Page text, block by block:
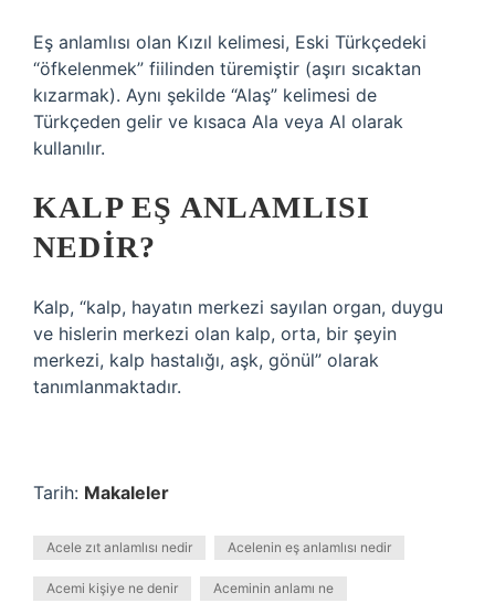
Eş anlamlısı olan Kızıl kelimesi, Eski Türkçedeki
“öfkelenmek” fiilinden türemiştir (aşırı sıcaktan
kızarmak). Aynı şekilde “Alaş” kelimesi de
Türkçeden gelir ve kısaca Ala veya Al olarak
kullanılır.
KALP EŞ ANLAMLISI
NEDIR?
Kalp, “kalp, hayatın merkezi sayılan organ, duygu
ve hislerin merkezi olan kalp, orta, bir şeyin
merkezi, kalp hastalığı, aşk, gönül” olarak
tanımlanmaktadır.
Tarih: Makaleler
Acele zıt anlamlısı nedir Acelenin eş anlamlısı nedir
Acemi kişiye ne denir Aceminin anlamı ne